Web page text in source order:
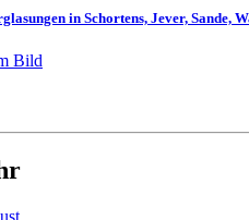
in Schortens, Jever, Sande,
Bild